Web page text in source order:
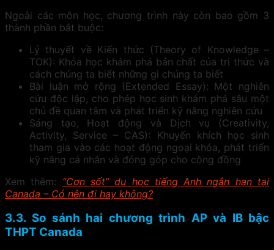
Ngoài các môn học, chương trình này còn bao gồm 3
thành phần bắt buộc:
Lý thuyết về Kiến thức (Theory of Knowledge –
TOK): Khóa học khám phá bản chất của tri thức và
cách chúng ta biết những gì chúng ta biết
Bài luận mở rộng (Extended Essay): Một nghiên
cứu độc lập, cho phép học sinh khám phá sâu một
chủ đề quan tâm và phát triển kỹ năng nghiên cứu
Sáng tạo, Hoạt động và Dịch vụ (Creativity,
Activity, Service – CAS): Khuyến khích học sinh
tham gia vào các hoạt động ngoại khóa, phát triển
kỹ năng cá nhân và đóng góp cho cộng đồng
Xem thêm: “Cơn sốt” du học tiếng Anh ngắn hạn tại
Canada – Có nên đi hay không?
3.3. So sánh hai chương trình AP và IB bậc
THPT Canada